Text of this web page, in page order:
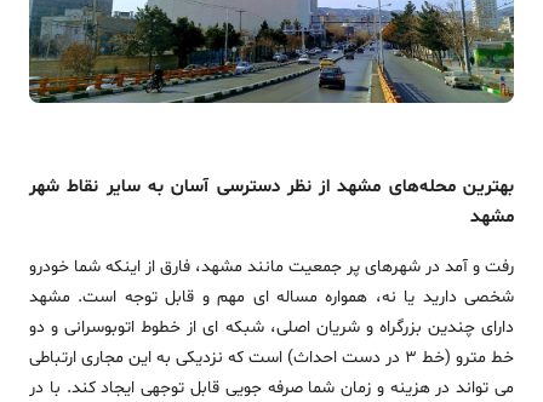
بهترین محله‌های مشهد از نظر دسترسی آسان به سایر نقاط شهر
مشهد
رفت و آمد در شهرهای پر جمعیت مانند مشهد، فارق از اینکه شما خودرو
شخصی دارید یا نه، همواره مساله ای مهم و قابل توجه است. مشهد
دارای چندین بزرگراه و شریان اصلی، شبکه ای از خطوط اتوبوسرانی و دو
خط مترو (خط 3 در دست احداث) است که نزدیکی به این مجاری ارتباطی
می تواند در هزینه و زمان شما صرفه جویی قابل توجهی ایجاد کند. با در